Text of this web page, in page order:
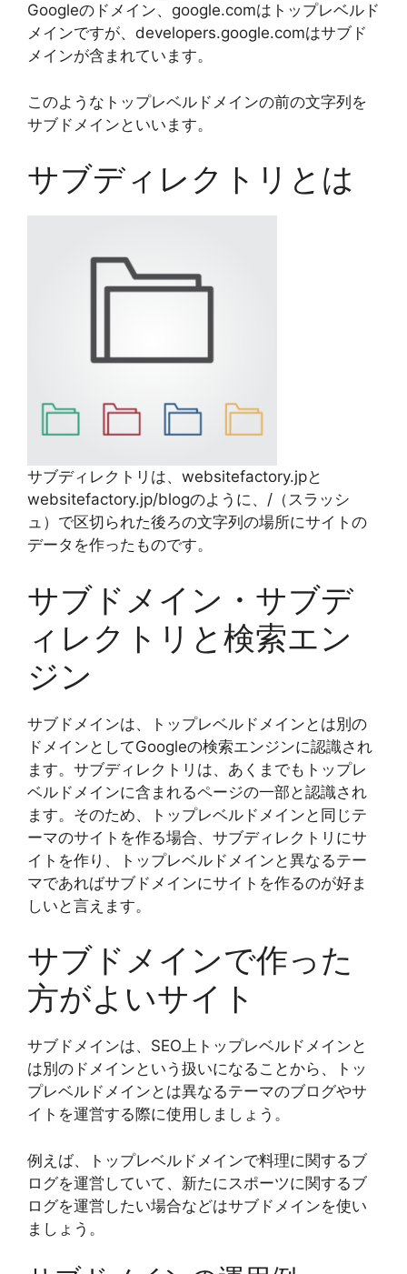
Googleのドメイン、google.comはトップレベルド
メインですが、developers.google.comはサブド
メインが含まれています。
このようなトップレベルドメインの前の文字列を
サブドメインといいます。
サブディレクトリとは
サブディレクトリは、websitefactory.jpと
websitefactory.jp/blogのように、/（スラッシ
ュ）で区切られた後ろの文字列の場所にサイトの
データを作ったものです。
サブドメイン・サブデ
ィレクトリと検索エン
ジン
サブドメインは、トップレベルドメインとは別の
ドメインとしてGoogleの検索エンジンに認識され
ます。サブディレクトリは、あくまでもトップレ
ベルドメインに含まれるページの一部と認識され
ます。そのため、トップレベルドメインと同じテ
ーマのサイトを作る場合、サブディレクトリにサ
イトを作り、トップレベルドメインと異なるテー
マであればサブドメインにサイトを作るのが好ま
しいと言えます。
サブドメインで作った
方がよいサイト
サブドメインは、SEO上トップレベルドメインと
は別のドメインという扱いになることから、トッ
プレベルドメインとは異なるテーマのブログやサ
イトを運営する際に使用しましょう。
例えば、トップレベルドメインで料理に関するブ
ログを運営していて、新たにスポーツに関するブ
ログを運営したい場合などはサブドメインを使い
ましょう。